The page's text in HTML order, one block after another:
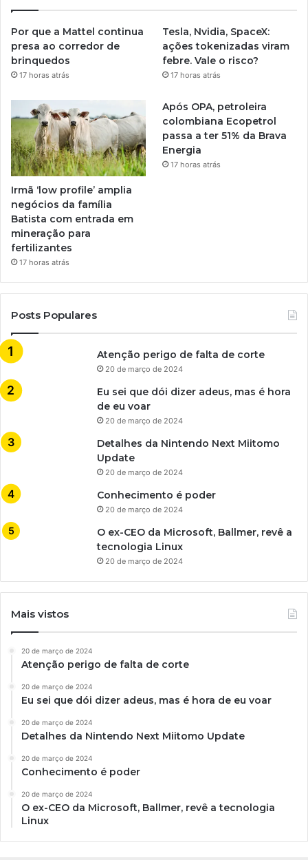
Por que a Mattel continua
presa ao corredor de
brinquedos
17 horas atrás
Tesla, Nvidia, SpaceX:
ações tokenizadas viram
febre. Vale o risco?
17 horas atrás
Irmã ‘low profile’ amplia
negócios da família
Batista com entrada em
mineração para
fertilizantes
17 horas atrás
Após OPA, petroleira
colombiana Ecopetrol
passa a ter 51% da Brava
Energia
17 horas atrás
Posts Populares
Atenção perigo de falta de corte
20 de março de 2024
Eu sei que dói dizer adeus, mas é hora
de eu voar
20 de março de 2024
Detalhes da Nintendo Next Miitomo
Update
20 de março de 2024
Conhecimento é poder
20 de março de 2024
O ex-CEO da Microsoft, Ballmer, revê a
tecnologia Linux
20 de março de 2024
Mais vistos
20 de março de 2024
Atenção perigo de falta de corte
20 de março de 2024
Eu sei que dói dizer adeus, mas é hora de eu voar
20 de março de 2024
Detalhes da Nintendo Next Miitomo Update
20 de março de 2024
Conhecimento é poder
20 de março de 2024
O ex-CEO da Microsoft, Ballmer, revê a tecnologia
Linux